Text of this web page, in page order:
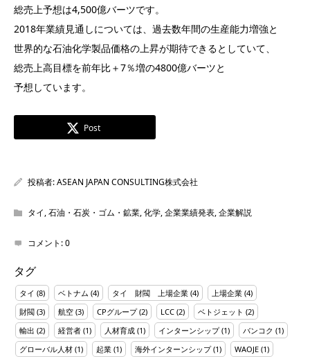
総売上予想は4,500億バーツです。
2018年業績見通しについては、過去数年間の生産能力増強と
世界的な石油化学製品価格の上昇が期待できるとしていて、
総売上高目標を前年比＋7％増の4800億バーツと
予想しています。
Post
投稿者:ASEAN JAPAN CONSULTING株式会社
タイ,石油・石炭・ゴム・鉱業,化学,企業業績発表,企業解説
コメント:0
タグ
タイ (8) ベトナム (4) タイ 財閥 上場企業 (4) 上場企業 (4)
財閥 (3) 航空 (3) CPグループ(2) LCC (2) ベトジェット (2)
輸出 (2) 経営者 (1) 人材育成 (1) インターンシップ(1) バンコク (1)
グローバル人材 (1) 起業 (1) 海外インターンシップ(1) WAOJE (1)